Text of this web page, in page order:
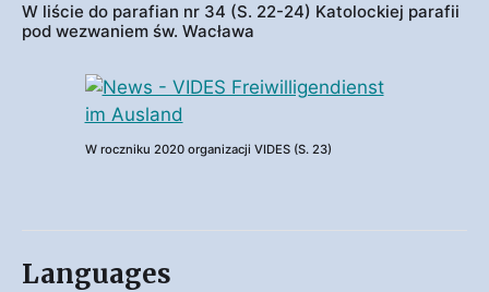
W liście do parafian nr 34 (S. 22-24) Katolockiej parafii
pod wezwaniem św. Wacława
W roczniku 2020 organizacji VIDES (S. 23)
Languages